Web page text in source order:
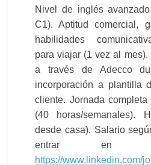
Nivel de inglés
C1). Aptitud comercial,
habilidades
para viajar (1 vez al mes).
a través de Adecco
incorporación a plantilla
cliente. Jornada
(40 horas/semanales).
desde casa). Salario
entrar en
https://www.linkedin.com/